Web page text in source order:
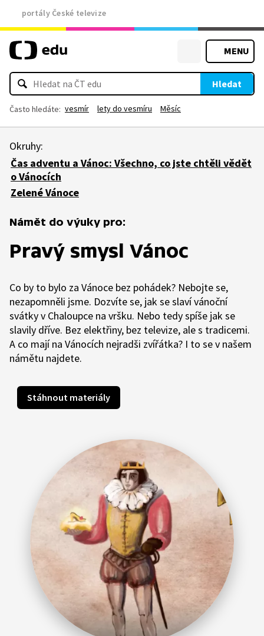
portály České televize
MENU
Hledat
Často hledáte: vesmír lety do vesmíru Měsíc
Okruhy:
Čas adventu a Vánoc: Všechno, co jste chtěli vědět
o Vánocích
Zelené Vánoce
Námět do výuky pro:
Pravý smysl Vánoc
Co by to bylo za Vánoce bez pohádek? Nebojte se,
nezapomněli jsme. Dozvíte se, jak se slaví vánoční
svátky v Chaloupce na vršku. Nebo tedy spíše jak se
slavily dříve. Bez elektřiny, bez televize, ale s tradicemi.
A co mají na Vánocích nejradši zvířátka? I to se v našem
námětu najdete.
Stáhnout materiály